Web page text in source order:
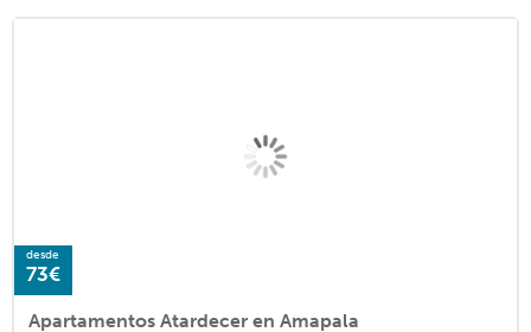
desde
73€
Apartamentos Atardecer en Amapala